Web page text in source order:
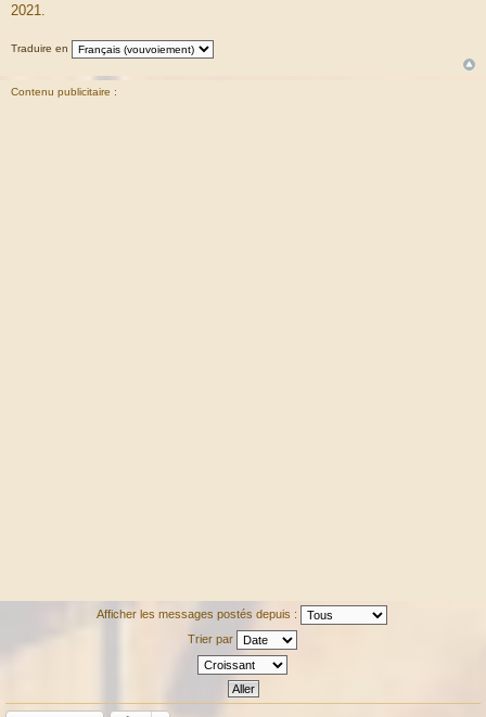
s
e
2021.
Traduire en
Contenu publicitaire :
Afficher les messages postés depuis :
Trier par